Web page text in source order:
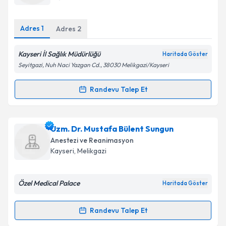
Kişisel verilerimin işlenmesine ilişkinAydınlatma
kapsamda işlenmesini kabul ediyorum.
Adres 1 Adres 2
Kayseri İl Sağlık Müdürlüğü Haritada Göster
Seyitgazi, Nuh Naci Yazgan Cd., 38030 Melikgazi/Kayseri
Randevu Talep Et
Randevu Takvimi Talebi
Dr. Burak Saraymeniçin randevu takvimi talebi
oluşturun. Size bu uzmandan randevu almanız için bir
takvim hazırlandığında e-posta ile bilgilendireceğiz.
Kişisel verilerimin işlenmesine ilişkinAydınlatma
Uzm. Dr. Mustafa Bülent Sungun
Anestezi ve Reanimasyon
Kayseri, Melikgazi
Özel Medical Palace Haritada Göster
Randevu Talep Et
Randevu Takvimi Talebi